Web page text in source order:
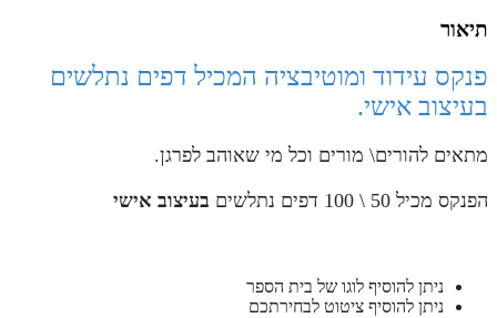
תיאור
פנקס עידוד ומוטיבציה המכיל דפים נתלשים
בעיצוב אישי.
מתאים להורים\ מורים וכל מי שאוהב לפרגן.
הפנקס מכיל 50 \ 100 דפים נתלשים בעיצוב אישי
ניתן להוסיף לוגו של בית הספר
ניתן להוסיף ציטוט לבחירתכם